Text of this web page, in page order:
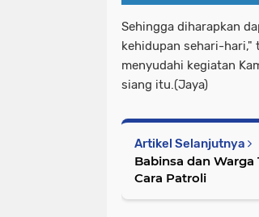
Sehingga diharapkan
kehidupan sehari-hari,"
menyudahi kegiatan
siang itu.(Jaya)
Artikel Selanjutnya
Babinsa dan
Cara Patroli